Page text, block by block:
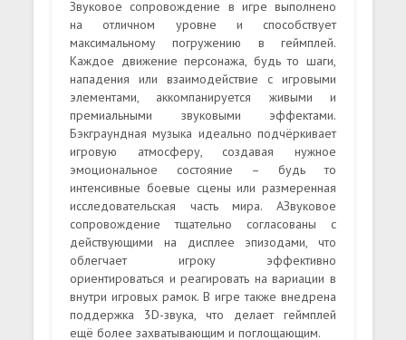
Звуковое сопровождение в игре выполнено
на отличном уровне и способствует
максимальному погружению в геймплей.
Каждое движение персонажа, будь то шаги,
нападения или взаимодействие с игровыми
элементами, аккомпанируется живыми и
премиальными звуковыми эффектами.
Бэкграундная музыка идеально подчёркивает
игровую атмосферу, создавая нужное
эмоциональное состояние – будь то
интенсивные боевые сцены или размеренная
исследовательская часть мира. АЗвуковое
сопровождение тщательно согласованы с
действующими на дисплее эпизодами, что
облегчает игроку эффективно
ориентироваться и реагировать на вариации в
внутри игровых рамок. В игре также внедрена
поддержка 3D-звука, что делает геймплей
ещё более захватывающим и поглощающим.